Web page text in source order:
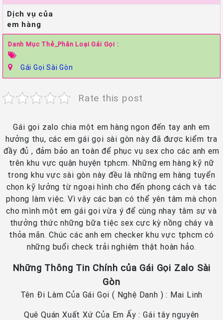
Dịch vụ của
em hàng
Danh Mục Thẻ_Phân Loại Gái Gọi :
Gái Gọi Sài Gòn
Rate this post
Gái gọi zalo chia một em hàng ngon đến tay anh em
hưởng thụ, các em gái gọi sài gòn này đã được kiểm tra
đầy đủ , đảm bảo an toàn để phục vụ sex cho các anh em
trên khu vực quận huyện tphcm. Những em hàng kỹ nữ
trong khu vực sài gòn này đều là những em hàng tuyển
chọn kỹ lưởng từ ngoại hình cho đến phong cách và tác
phong làm việc. Vì vậy các bạn có thể yên tâm mà chọn
cho mình một em gái gọi vừa ý để cùng nhay tâm sự và
thưởng thức những bữa tiệc sex cực kỳ nồng cháy và
thỏa mãn. Chúc các anh em checker khu vực tphcm có
những buổi check trải nghiệm thật hoàn hảo.
Những Thông Tin Chính của Gái Gọi Zalo Sài
Gòn
Tên Đi Làm Của Gái Gọi ( Nghệ Danh ) : Mai Linh
Quê Quán Xuất Xứ Của Em Ấy : Gái tây nguyên